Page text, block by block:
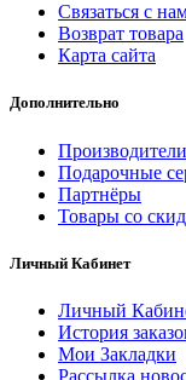
Связаться с
Возврат товара
Карта сайта
Дополнительно
Производители
Подарочные
Партнёры
Товары со
Личный Кабинет
Личный
История
Мои Закладки
Рассылка